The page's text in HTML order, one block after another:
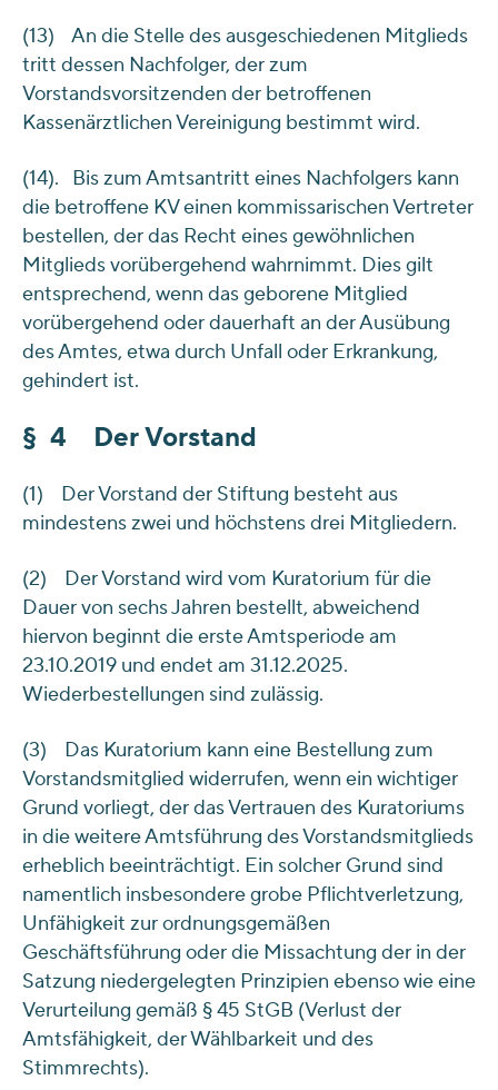
(13) An die Stelle des ausgeschiedenen Mitglieds
tritt dessen Nachfolger, der zum
Vorstandsvorsitzenden der betroffenen
Kassenärztlichen Vereinigung bestimmt wird.
(14). Bis zum Amtsantritt eines Nachfolgers kann
die betroffene KV einen kommissarischen Vertreter
bestellen, der das Recht eines gewöhnlichen
Mitglieds vorübergehend wahrnimmt. Dies gilt
entsprechend, wenn das geborene Mitglied
vorübergehend oder dauerhaft an der Ausübung
des Amtes, etwa durch Unfall oder Erkrankung,
gehindert ist.
§ 4 Der Vorstand
(1) Der Vorstand der Stiftung besteht aus
mindestens zwei und höchstens drei Mitgliedern.
(2) Der Vorstand wird vom Kuratorium für die
Dauer von sechs Jahren bestellt, abweichend
hiervon beginnt die erste Amtsperiode am
23.10.2019 und endet am 31.12.2025.
Wiederbestellungen sind zulässig.
(3) Das Kuratorium kann eine Bestellung zum
Vorstandsmitglied widerrufen, wenn ein wichtiger
Grund vorliegt, der das Vertrauen des Kuratoriums
in die weitere Amtsführung des Vorstandsmitglieds
erheblich beeinträchtigt. Ein solcher Grund sind
namentlich insbesondere grobe Pflichtverletzung,
Unfähigkeit zur ordnungsgemäßen
Geschäftsführung oder die Missachtung der in der
Satzung niedergelegten Prinzipien ebenso wie eine
Verurteilung gemäß § 45 StGB (Verlust der
Amtsfähigkeit, der Wählbarkeit und des
Stimmrechts).